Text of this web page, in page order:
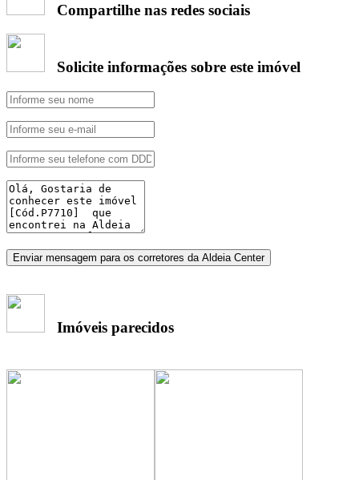
Compartilhe nas redes sociais
Solicite informações sobre este imóvel
Enviar mensagem para os corretores da Aldeia Center
Imóveis parecidos